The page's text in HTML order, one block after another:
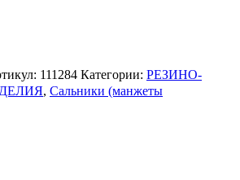
111284 Категории: РЕЗИНО-
, Сальники (манжеты